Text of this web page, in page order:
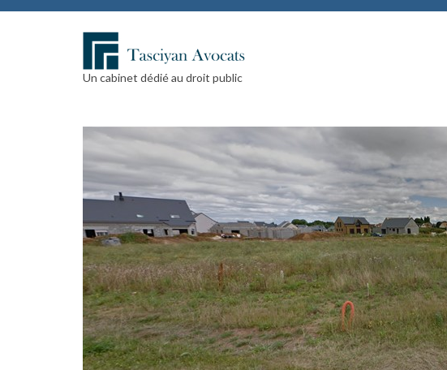
Un cabinet dédié au droit public